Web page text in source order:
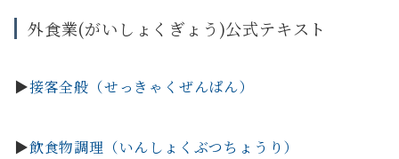
外食業(がいしょくぎょう)公式テキスト
▶接客全般（せっきゃくぜんぱん）
▶飲食物調理（いんしょくぶつちょうり）